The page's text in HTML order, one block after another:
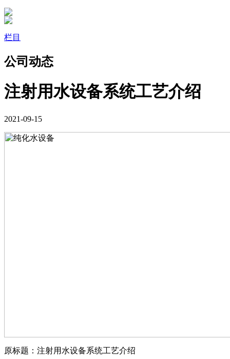
栏目
公司动态
注射用水设备系统工艺介绍
2021-09-15
原标题：注射用水设备系统工艺介绍